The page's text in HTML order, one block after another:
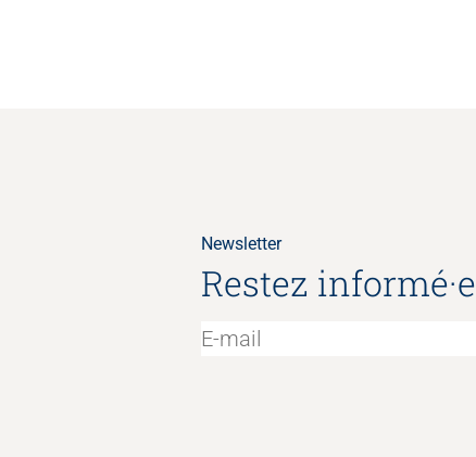
Newsletter
Restez informé·e